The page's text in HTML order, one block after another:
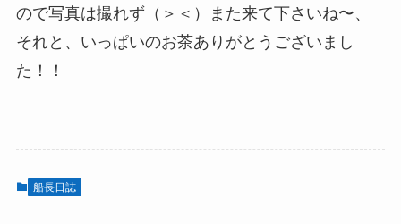
ので写真は撮れず（＞＜）また来て下さいね〜、
それと、いっぱいのお茶ありがとうございまし
た！！
船長日誌